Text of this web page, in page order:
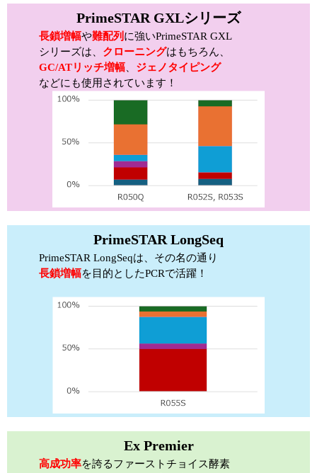
PrimeSTAR GXLシリーズ
長鎖増幅や難配列 に強いPrimeSTAR GXL
シリーズは、 クローニングはもちろん、
GC/ATリッチ増幅
ジェノタイピング
などにも使用されています！
PrimeSTAR LongSeq
PrimeSTAR LongSeqは、その名の通り
長鎖増幅を目的としたPCRで活躍！
Ex Premier
高成功率を誇るファーストチョイス酵素